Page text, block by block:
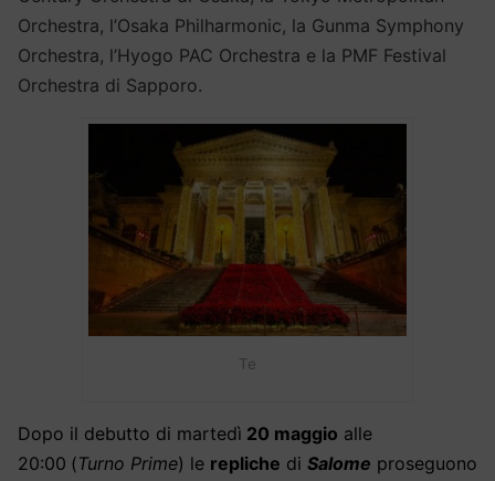
Orchestra, l’Osaka Philharmonic, la Gunma Symphony
Orchestra, l’Hyogo PAC Orchestra e la PMF Festival
Orchestra di Sapporo.
Te
Dopo il debutto di martedì 20 maggio alle
20:00 (Turno Prime) le repliche di Salome proseguono